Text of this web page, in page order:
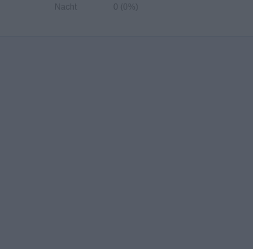
Nacht
0 (0%)